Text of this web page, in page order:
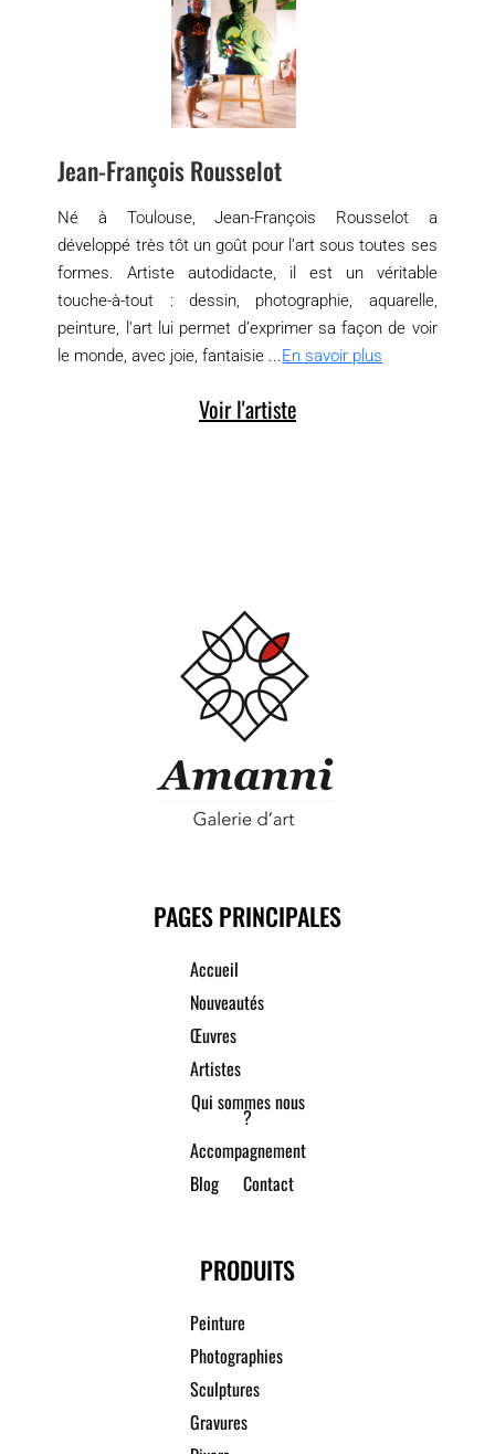
Jean-François Rousselot
Né à Toulouse, Jean-François Rousselot a
développé très tôt un goût pour l’art sous toutes ses
formes. Artiste autodidacte, il est un véritable
touche-à-tout : dessin, photographie, aquarelle,
peinture, l’art lui permet d’exprimer sa façon de voir
le monde, avec joie, fantaisie ...En savoir plus
Voir l'artiste
PAGES PRINCIPALES
Accueil
Nouveautés
Œuvres
Artistes
Qui sommes nous
?
Accompagnement
Blog
Contact
PRODUITS
Peinture
Photographies
Sculptures
Gravures